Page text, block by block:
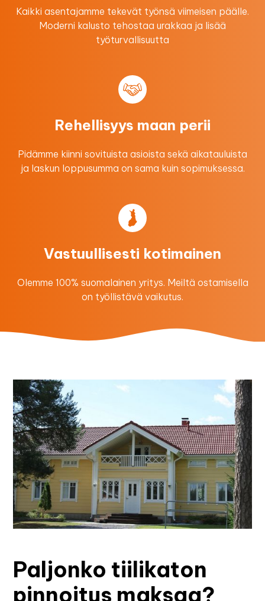
Kaikki asentajamme tekevät työnsä viimeisen päälle.
Moderni kalusto tehostaa urakkaa ​ja lisää
työturvallisuutta
Rehellisyys maan perii
Pidämme kiinni sovituista asioista sekä aikatauluista
ja laskun loppusumma on sama kuin sopimuksessa.
Vastuullisesti kotimainen
Olemme 100% suomalainen yritys. Meiltä ostamisella
on työllistävä vaikutus.
Paljonko tiilikaton
pinnoitus maksaa?